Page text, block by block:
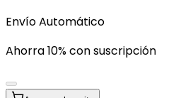
Envío Automático
Ahorra 10% con suscripción